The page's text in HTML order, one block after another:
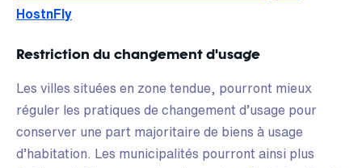
HostnFly
Restriction du changement d'usage
Les villes situées en zone tendue, pourront mieux
réguler les pratiques de changement d’usage pour
conserver une part majoritaire de biens à usage
d’habitation. Les municipalités pourront ainsi plus